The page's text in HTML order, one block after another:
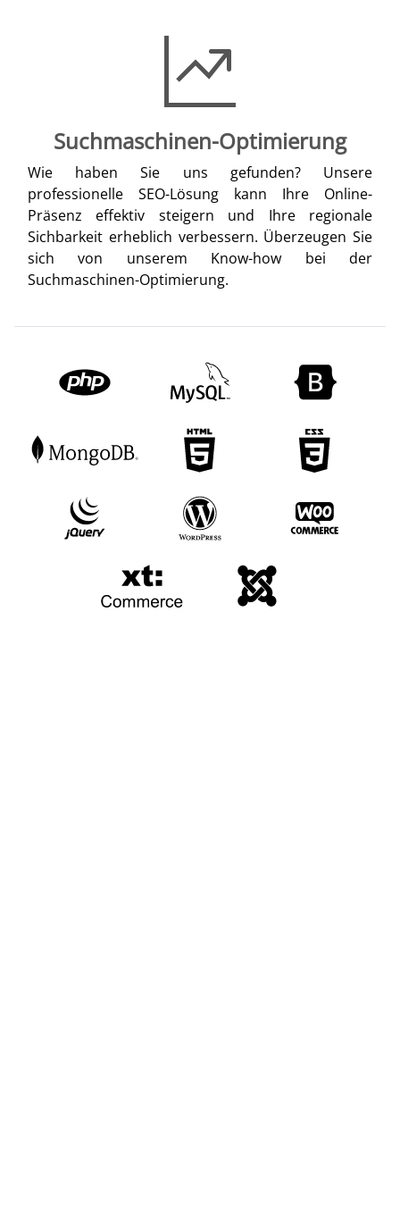
Suchmaschinen-Optimierung
Wie haben Sie uns gefunden? Unsere
professionelle SEO-Lösung kann Ihre Online-
Präsenz effektiv steigern und Ihre regionale
Sichbarkeit erheblich verbessern. Überzeugen Sie
sich von unserem Know-how bei der
Suchmaschinen-Optimierung.